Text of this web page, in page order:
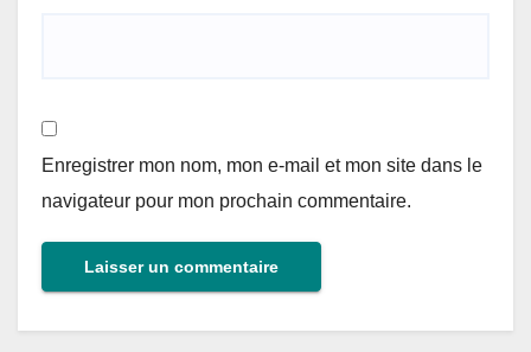
Enregistrer mon nom, mon e-mail et mon site dans le
navigateur pour mon prochain commentaire.